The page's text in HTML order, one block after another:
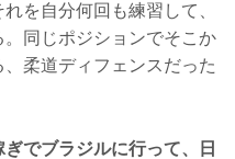
を自分何回も練習して、
同じポジションでそこか
柔道ディフェンスだった
でブラジルに行って、日